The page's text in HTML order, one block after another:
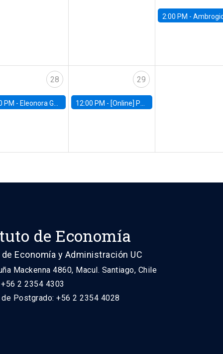
2:00 PM - Ambrogio Cesa-Bianchi, Bank of
28
PM - Eleonora Guarnieri, Exeter University
29
12:00 PM - [Online] Pablo Slutzky, University of Maryland
de Economía
Economía y Administración UC
Mackenna 4860, Macul. Santiago, Chile
2 2354 4303
Postgrado: +56 2 2354 4028